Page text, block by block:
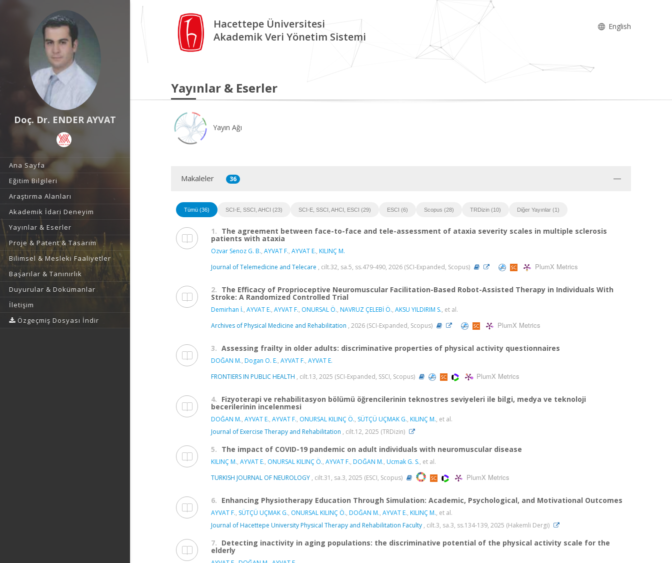
Doç. Dr. ENDER AYVAT
Ana Sayfa
Eğitim Bilgileri
Araştırma Alanları
Akademik İdari Deneyim
Yayınlar & Eserler
Proje & Patent & Tasarım
Bilimsel & Mesleki Faaliyetler
Başarılar & Tanınırlık
Duyurular & Dokümanlar
İletişim
Özgeçmiş Dosyası İndir
Hacettepe Üniversitesi
Akademik Veri Yönetim Sistemi
English
Yayınlar & Eserler
Yayın Ağı
Makaleler 36
Tümü (36) SCI-E, SSCI, AHCI (23) SCI-E, SSCI, AHCI, ESCI (29) ESCI (6) Scopus (28) TRDizin (10) Diğer Yayınlar (1)
1. The agreement between face-to-face and tele-assessment of ataxia severity scales in multiple sclerosis
patients with ataxia
Ozvar Senoz G. B., AYVAT F., AYVAT E., KILINÇ M.
Journal of Telemedicine and Telecare , cilt.32, sa.5, ss.479-490, 2026 (SCI-Expanded, Scopus) PlumX Metrics
2. The Efficacy of Proprioceptive Neuromuscular Facilitation-Based Robot-Assisted Therapy in Individuals With
Stroke: A Randomized Controlled Trial
Demirhan İ., AYVAT E., AYVAT F., ONURSAL Ö., NAVRUZ ÇELEBİ Ö., AKSU YILDIRIM S., et al.
Archives of Physical Medicine and Rehabilitation , 2026 (SCI-Expanded, Scopus) PlumX Metrics
3. Assessing frailty in older adults: discriminative properties of physical activity questionnaires
DOĞAN M., Dogan O. E., AYVAT F., AYVAT E.
FRONTIERS IN PUBLIC HEALTH , cilt.13, 2025 (SCI-Expanded, SSCI, Scopus) PlumX Metrics
4. Fizyoterapi ve rehabilitasyon bölümü öğrencilerinin teknostres seviyeleri ile bilgi, medya ve teknoloji
becerilerinin incelenmesi
DOĞAN M., AYVAT E., AYVAT F., ONURSAL KILINÇ Ö., SÜTÇÜ UÇMAK G., KILINÇ M., et al.
Journal of Exercise Therapy and Rehabilitation , cilt.12, 2025 (TRDizin)
5. The impact of COVID-19 pandemic on adult individuals with neuromuscular disease
KILINÇ M., AYVAT E., ONURSAL KILINÇ Ö., AYVAT F., DOĞAN M., Ucmak G. S., et al.
TURKISH JOURNAL OF NEUROLOGY , cilt.31, sa.3, 2025 (ESCI, Scopus) PlumX Metrics
6. Enhancing Physiotherapy Education Through Simulation: Academic, Psychological, and Motivational Outcomes
AYVAT F., SÜTÇÜ UÇMAK G., ONURSAL KILINÇ Ö., DOĞAN M., AYVAT E., KILINÇ M., et al.
Journal of Hacettepe University Physical Therapy and Rehabilitation Faculty , cilt.3, sa.3, ss.134-139, 2025 (Hakemli Dergi)
7. Detecting inactivity in aging populations: the discriminative potential of the physical activity scale for the
elderly